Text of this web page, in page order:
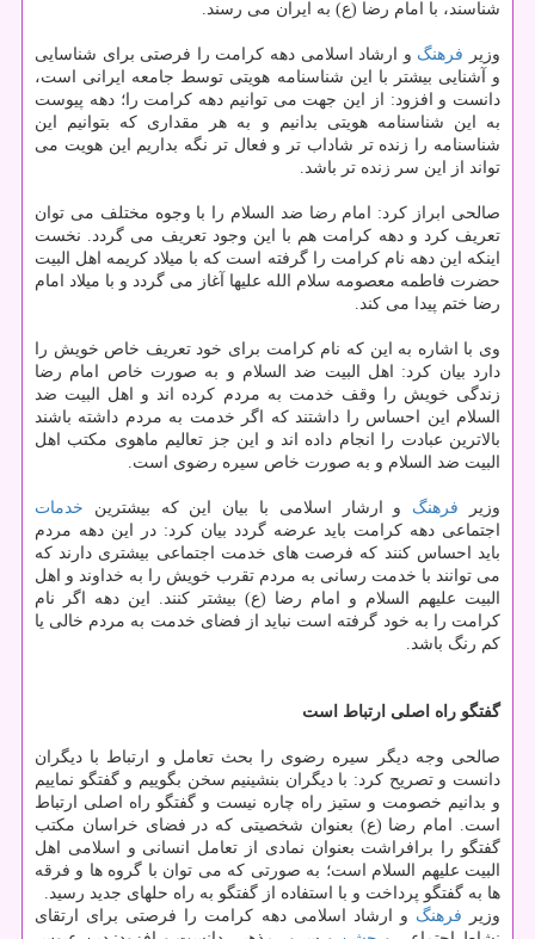
شناسند، با امام رضا (ع) به ایران می رسند.
وزیر فرهنگ و ارشاد اسلامی دهه كرامت را فرصتی برای شناسایی
و آشنایی بیشتر با این شناسنامه هویتی توسط جامعه ایرانی است،
دانست و افزود: از این جهت می توانیم دهه كرامت را؛ دهه پیوست
به این شناسنامه هویتی بدانیم و به هر مقداری كه بتوانیم این
شناسنامه را زنده تر شاداب تر و فعال تر نگه بداریم این هویت می
تواند از این سر زنده تر باشد.
صالحی ابراز كرد: امام رضا ضد السلام را با وجوه مختلف می توان
تعریف كرد و دهه كرامت هم با این وجود تعریف می گردد. نخست
اینكه این دهه نام كرامت را گرفته است كه با میلاد كریمه اهل البیت
حضرت فاطمه معصومه سلام الله علیها آغاز می گردد و با میلاد امام
رضا ختم پیدا می كند.
وی با اشاره به این كه نام كرامت برای خود تعریف خاص خویش را
دارد بیان كرد: اهل البیت ضد السلام و به صورت خاص امام رضا
زندگی خویش را وقف خدمت به مردم كرده اند و اهل البیت ضد
السلام این احساس را داشتند كه اگر خدمت به مردم داشته باشند
بالاترین عبادت را انجام داده اند و این جز تعالیم ماهوی مكتب اهل
البیت ضد السلام و به صورت خاص سیره رضوی است.
وزیر فرهنگ و ارشار اسلامی با بیان این كه بیشترین خدمات
اجتماعی دهه كرامت باید عرضه گردد بیان كرد: در این دهه مردم
باید احساس كنند كه فرصت های خدمت اجتماعی بیشتری دارند كه
می توانند با خدمت رسانی به مردم تقرب خویش را به خداوند و اهل
البیت علیهم السلام و امام رضا (ع) بیشتر كنند. این دهه اگر نام
كرامت را به خود گرفته است نباید از فضای خدمت به مردم خالی یا
كم رنگ باشد.
گفتگو راه اصلی ارتباط است
صالحی وجه دیگر سیره رضوی را بحث تعامل و ارتباط با دیگران
دانست و تصریح كرد: با دیگران بنشینیم سخن بگوییم و گفتگو نماییم
و بدانیم خصومت و ستیز راه چاره نیست و گفتگو راه اصلی ارتباط
است. امام رضا (ع) بعنوان شخصیتی كه در فضای خراسان مكتب
گفتگو را برافراشت بعنوان نمادی از تعامل انسانی و اسلامی اهل
البیت علیهم السلام است؛ به صورتی كه می توان با گروه ها و فرقه
ها به گفتگو پرداخت و با استفاده از گفتگو به راه حلهای جدید رسید.
وزیر فرهنگ و ارشاد اسلامی دهه كرامت را فرصتی برای ارتقای